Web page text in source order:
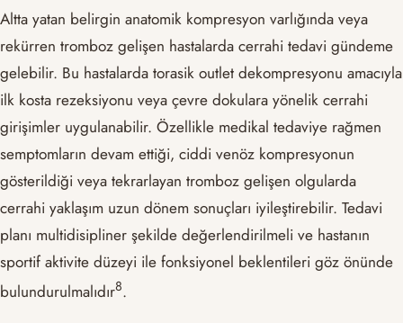
Altta yatan belirgin anatomik kompresyon varlığında veya
rekürren tromboz gelişen hastalarda cerrahi tedavi gündeme
gelebilir. Bu hastalarda torasik outlet dekompresyonu amacıyla
ilk kosta rezeksiyonu veya çevre dokulara yönelik cerrahi
girişimler uygulanabilir. Özellikle medikal tedaviye rağmen
semptomların devam ettiği, ciddi venöz kompresyonun
gösterildiği veya tekrarlayan tromboz gelişen olgularda
cerrahi yaklaşım uzun dönem sonuçları iyileştirebilir. Tedavi
planı multidisipliner şekilde değerlendirilmeli ve hastanın
sportif aktivite düzeyi ile fonksiyonel beklentileri göz önünde
bulundurulmalıdır​8​.